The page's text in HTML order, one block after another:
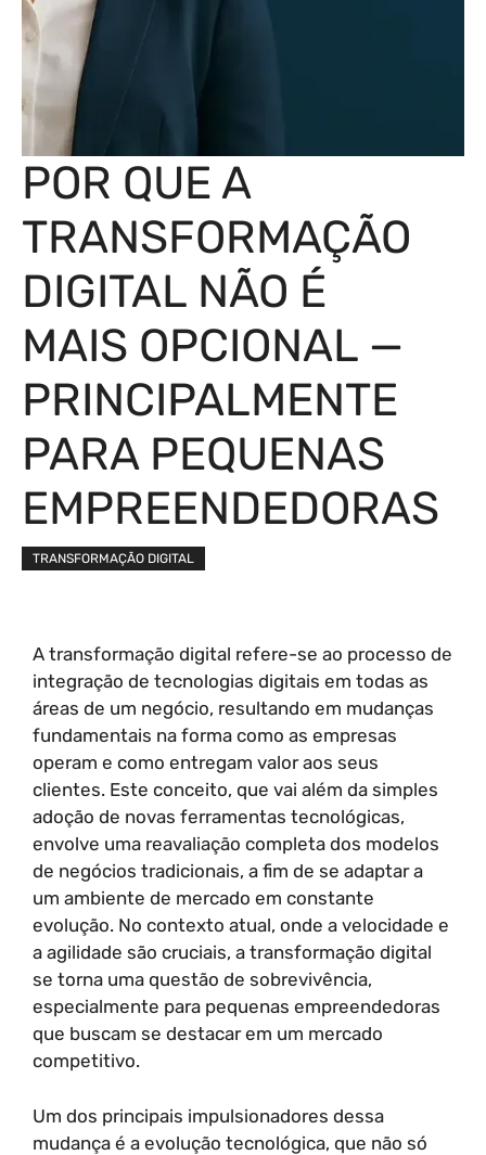
POR QUE A
TRANSFORMAÇÃO
DIGITAL NÃO É
MAIS OPCIONAL —
PRINCIPALMENTE
PARA PEQUENAS
EMPREENDEDORAS
TRANSFORMAÇÃO DIGITAL
A transformação digital refere-se ao processo de
integração de tecnologias digitais em todas as
áreas de um negócio, resultando em mudanças
fundamentais na forma como as empresas
operam e como entregam valor aos seus
clientes. Este conceito, que vai além da simples
adoção de novas ferramentas tecnológicas,
envolve uma reavaliação completa dos modelos
de negócios tradicionais, a fim de se adaptar a
um ambiente de mercado em constante
evolução. No contexto atual, onde a velocidade e
a agilidade são cruciais, a transformação digital
se torna uma questão de sobrevivência,
especialmente para pequenas empreendedoras
que buscam se destacar em um mercado
competitivo.
Um dos principais impulsionadores dessa
mudança é a evolução tecnológica, que não só